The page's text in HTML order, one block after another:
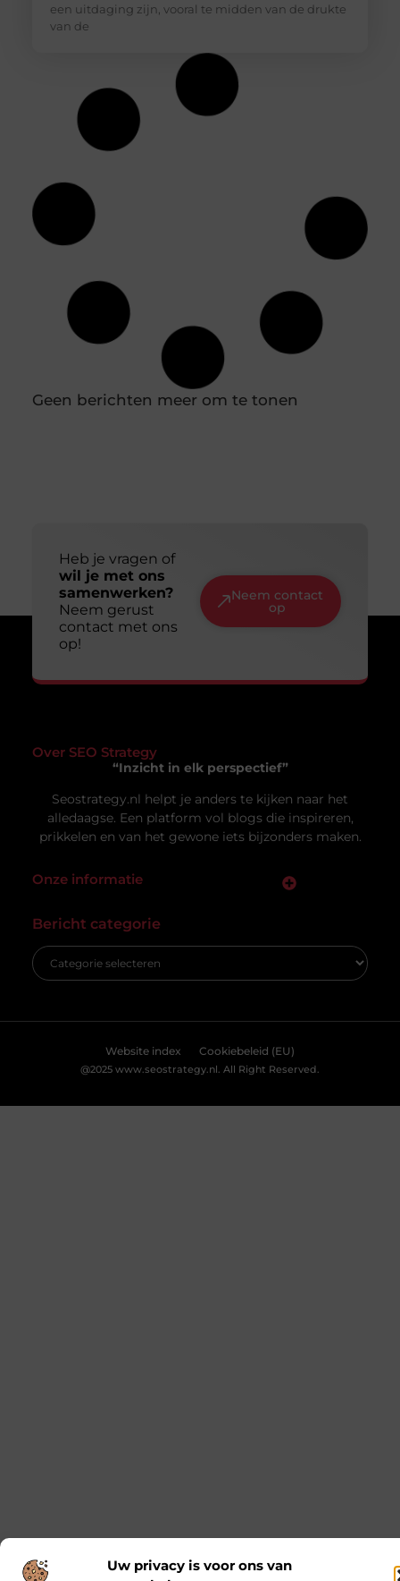
Uw privacy is voor ons van
groot belang.
inzicht in het gebruik van onze website en kunnen we content en
cookiebeleid ] voor meer informatie.
Bekijk Voorkeuren
een uitdaging zijn, vooral te midden van de drukte
van de
de juiste productkeuzes
Je loopt een drogisterij binnen of scrolt online en
de hoeveelheid potjes, tubes en flesjes is
overweldigend. Het ene product
Slim en duurzaam online zichtbaar worden:
jouw gids voor een lange termijn aanpak
Online zichtbaar zijn is voor veel ondernemers en
makers een doel op zich. Je wilt dat mensen je
vinden, je
Bent u op zoek naar een nieuwe uitdaging in de
groene sector? Dan is de vacature hovenier in
Ermelo wellicht precies wat
nieuwbouwproject, dan weet je hoe belangrijk het